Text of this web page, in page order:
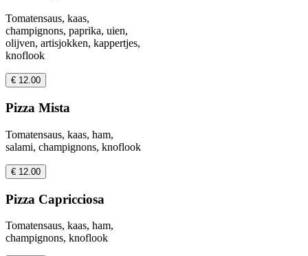
Tomatensaus, kaas,
champignons, paprika, uien,
olijven, artisjokken, kappertjes,
knoflook
€ 12.00
Pizza Mista
Tomatensaus, kaas, ham,
salami, champignons, knoflook
€ 12.00
Pizza Capricciosa
Tomatensaus, kaas, ham,
champignons, knoflook